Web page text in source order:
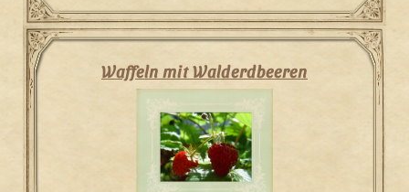
Waffeln mit Walderdbeeren